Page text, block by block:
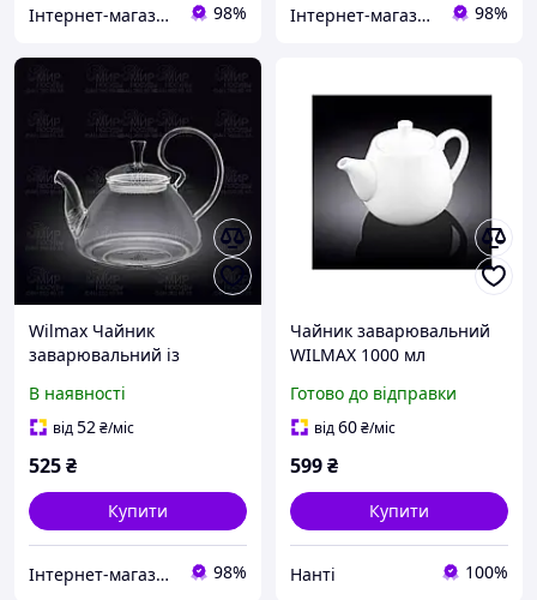
Інтернет-магазин Світ Посуду 98% Інтернет-магазин Світ Посуду 98%
Wilmax Чайник
заварювальний із
Thermo 800 мл WL-
888817/A
В наявності
від52₴/міс
525₴
Купити
Інтернет-магазин Світ Посуду 98%
Чайник заварювальний
WILMAX 1000 мл
Готово до відправки
від60₴/міс
599₴
Купити
Нанті 100%